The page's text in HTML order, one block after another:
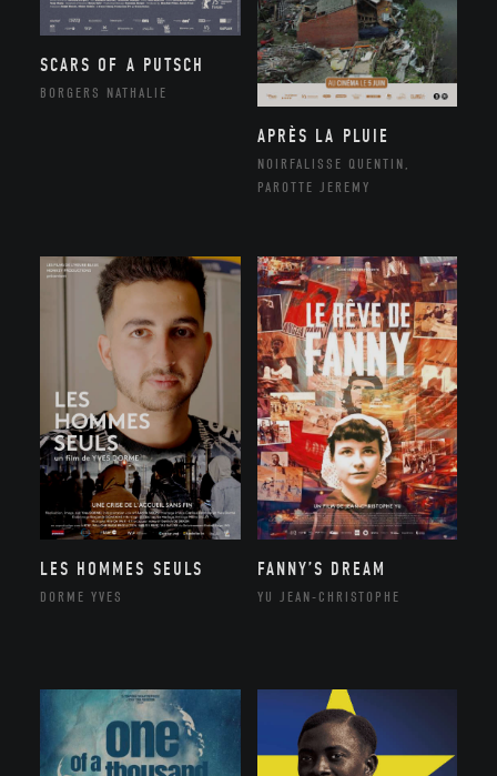
SCARS OF A PUTSCH
BORGERS NATHALIE
APRÈS LA PLUIE
NOIRFALISSE QUENTIN,
PAROTTE JEREMY
LES HOMMES SEULS
DORME YVES
FANNY’S DREAM
YU JEAN-CHRISTOPHE